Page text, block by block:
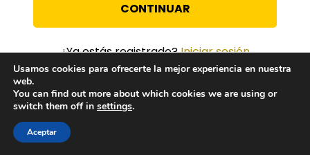
CONTINUAR
¿Ya estás registrado?Iniciar sesión
Usamos cookies para ofrecerte la mejor experiencia en nuestra
web.
You can find out more about which cookies we are using or
switch them off in settings.
Aceptar